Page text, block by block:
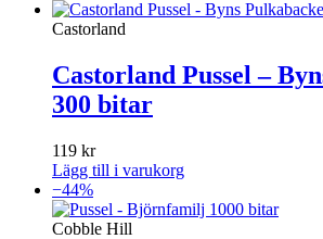
Castorland
Castorland Pussel –
300 bitar
119 kr
Lägg till i varukorg
−44%
Cobble Hill